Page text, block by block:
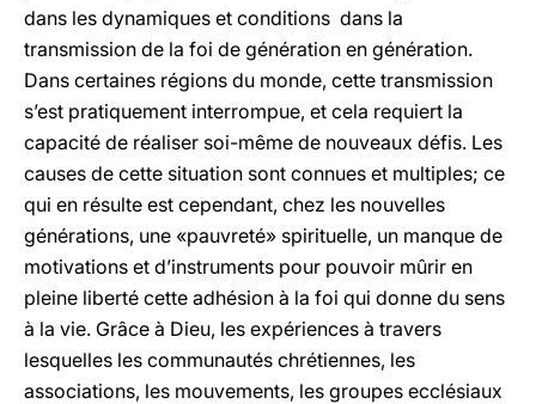
dans les dynamiques et conditions dans la
transmission de la foi de génération en génération.
Dans certaines régions du monde, cette transmission
s’est pratiquement interrompue, et cela requiert la
capacité de réaliser soi-même de nouveaux défis. Les
causes de cette situation sont connues et multiples; ce
qui en résulte est cependant, chez les nouvelles
générations, une «pauvreté» spirituelle, un manque de
motivations et d’instruments pour pouvoir mûrir en
pleine liberté cette adhésion à la foi qui donne du sens
à la vie. Grâce à Dieu, les expériences à travers
lesquelles les communautés chrétiennes, les
associations, les mouvements, les groupes ecclésiaux